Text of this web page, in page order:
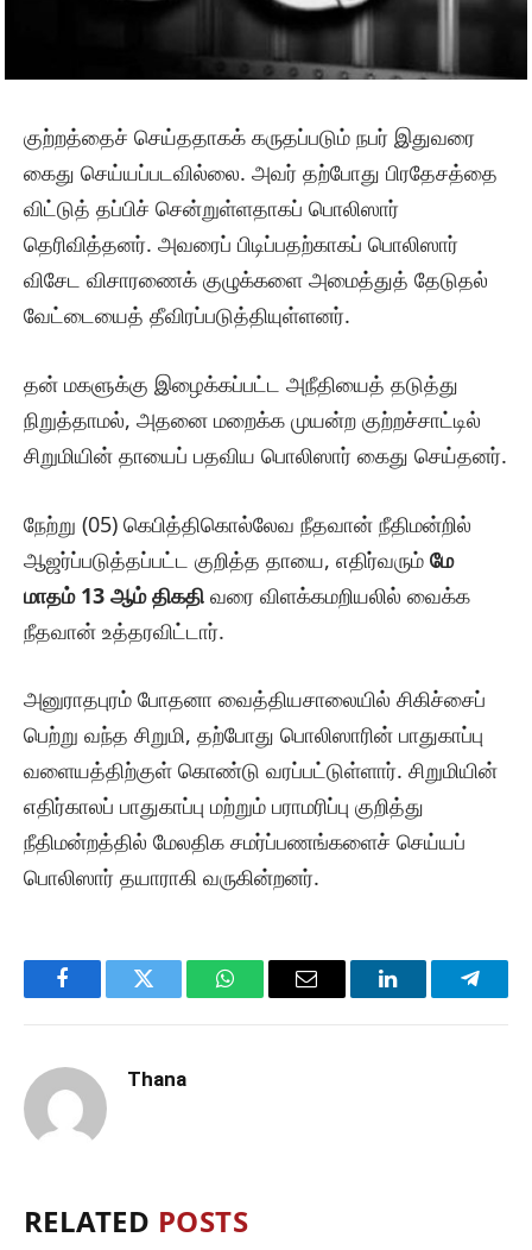
குற்றத்தைச் செய்ததாகக் கருதப்படும் நபர் இதுவரை
கைது செய்யப்படவில்லை. அவர் தற்போது பிரதேசத்தை
விட்டுத் தப்பிச் சென்றுள்ளதாகப் பொலிஸார்
தெரிவித்தனர். அவரைப் பிடிப்பதற்காகப் பொலிஸார்
விசேட விசாரணைக் குழுக்களை அமைத்துத் தேடுதல்
வேட்டையைத் தீவிரப்படுத்தியுள்ளனர்.
தன் மகளுக்கு இழைக்கப்பட்ட அநீதியைத் தடுத்து
நிறுத்தாமல், அதனை மறைக்க முயன்ற குற்றச்சாட்டில்
சிறுமியின் தாயைப் பதவிய பொலிஸார் கைது செய்தனர்.
நேற்று (05) கெபித்திகொல்லேவ நீதவான் நீதிமன்றில்
ஆஜர்ப்படுத்தப்பட்ட குறித்த தாயை, எதிர்வரும் மே
மாதம் 13 ஆம் திகதி வரை விளக்கமறியலில் வைக்க
நீதவான் உத்தரவிட்டார்.
அனுராதபுரம் போதனா வைத்தியசாலையில் சிகிச்சைப்
பெற்று வந்த சிறுமி, தற்போது பொலிஸாரின் பாதுகாப்பு
வளையத்திற்குள் கொண்டு வரப்பட்டுள்ளார். சிறுமியின்
எதிர்காலப் பாதுகாப்பு மற்றும் பராமரிப்பு குறித்து
நீதிமன்றத்தில் மேலதிக சமர்ப்பணங்களைச் செய்யப்
பொலிஸார் தயாராகி வருகின்றனர்.
FacebookTwitter WhatsAppEmail LinkedIn
Thana
RELATED POSTS